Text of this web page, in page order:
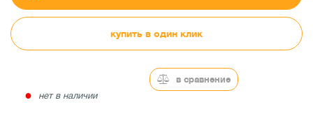
купить в один клик
● нет в наличии
в сравнение